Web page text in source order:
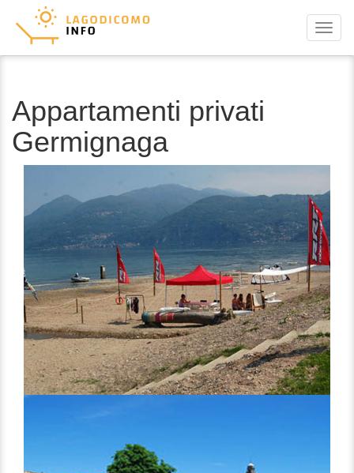
Menu
Appartamenti privati
Germignaga